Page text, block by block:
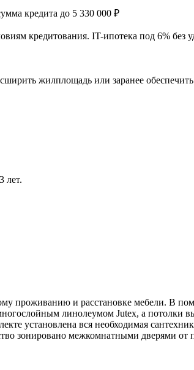
кредита до 5 330 000 ₽
кредитования. IT-ипотека под 6% без
жилплощадь или заранее
лет.
проживанию и расстановке мебели. В
линолеумом Jutex, а потолки
установлена вся необходимая
зонировано межкомнатными дверями от